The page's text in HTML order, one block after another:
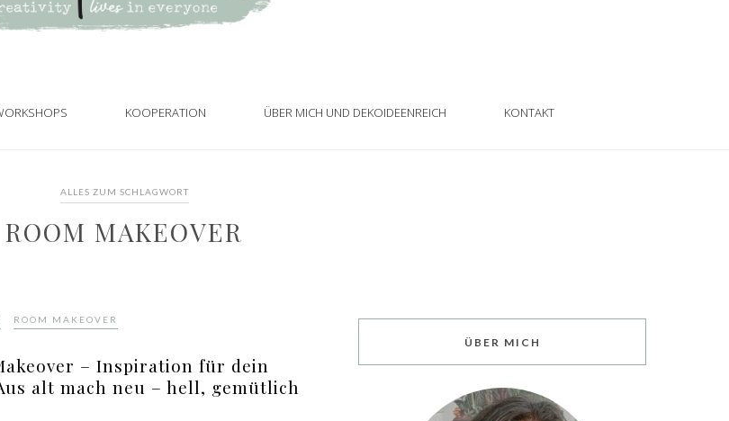
KOOPERATION ÜBER MICH UND DEKOIDEENREICH KONTAKT
ALLES ZUM SCHLAGWORT
ROOM MAKEOVER
ROOM MAKEOVER
– Inspiration für dein
alt mach neu – hell, gemütlich
ÜBER MICH